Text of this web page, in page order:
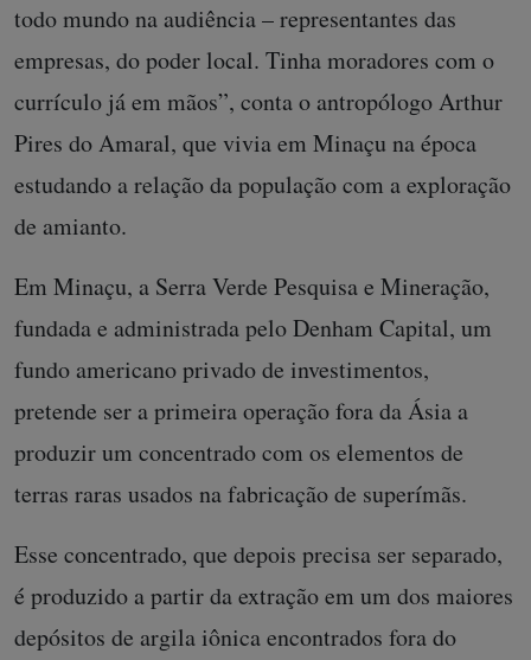
todo mundo na audiência – representantes das
empresas, do poder local. Tinha moradores com o
currículo já em mãos”, conta o antropólogo Arthur
Pires do Amaral, que vivia em Minaçu na época
estudando a relação da população com a exploração
de amianto.
Em Minaçu, a Serra Verde Pesquisa e Mineração,
fundada e administrada pelo Denham Capital, um
fundo americano privado de investimentos,
pretende ser a primeira operação fora da Ásia a
produzir um concentrado com os elementos de
terras raras usados na fabricação de superímãs.
Esse concentrado, que depois precisa ser separado,
é produzido a partir da extração em um dos maiores
depósitos de argila iônica encontrados fora do